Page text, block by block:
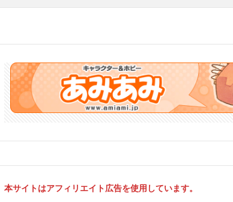
本サイトはアフィリエイト広告を使用しています。